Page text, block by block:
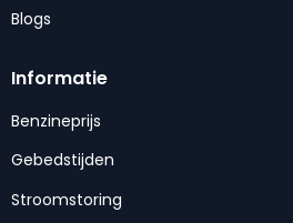
Blogs
Informatie
Benzineprijs
Gebedstijden
Stroomstoring